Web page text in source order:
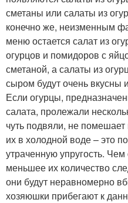
сметаны или салаты из
конечно же, неизменным
меню остается салат из
огурцов и помидоров с
сметаной, а салаты из
сыром будут очень вкусны
Если огурцы,
салата, пролежали
чуть подвяли, не помешает
их в холодной воде – это
утраченную упругость.
меньшее их количество
они будут неравномерно
хозяюшки прибегают к